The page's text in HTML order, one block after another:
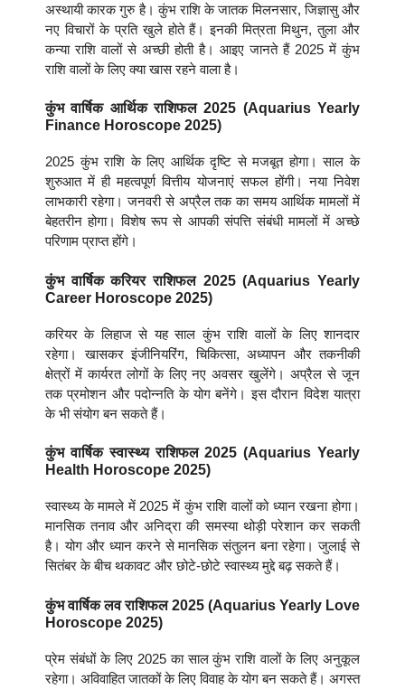
अस्थायी कारक गुरु है। कुंभ राशि के जातक मिलनसार, जिज्ञासु और
नए विचारों के प्रति खुले होते हैं। इनकी मित्रता मिथुन, तुला और
कन्या राशि वालों से अच्छी होती है। आइए जानते हैं 2025 में कुंभ
राशि वालों के लिए क्या खास रहने वाला है।
कुंभ वार्षिक आर्थिक राशिफल 2025 (Aquarius Yearly
Finance Horoscope 2025)
2025 कुंभ राशि के लिए आर्थिक दृष्टि से मजबूत होगा। साल के
शुरुआत में ही महत्वपूर्ण वित्तीय योजनाएं सफल होंगी। नया निवेश
लाभकारी रहेगा। जनवरी से अप्रैल तक का समय आर्थिक मामलों में
बेहतरीन होगा। विशेष रूप से आपकी संपत्ति संबंधी मामलों में अच्छे
परिणाम प्राप्त होंगे।
कुंभ वार्षिक करियर राशिफल 2025 (Aquarius Yearly
Career Horoscope 2025)
करियर के लिहाज से यह साल कुंभ राशि वालों के लिए शानदार
रहेगा। खासकर इंजीनियरिंग, चिकित्सा, अध्यापन और तकनीकी
क्षेत्रों में कार्यरत लोगों के लिए नए अवसर खुलेंगे। अप्रैल से जून
तक प्रमोशन और पदोन्नति के योग बनेंगे। इस दौरान विदेश यात्रा
के भी संयोग बन सकते हैं।
कुंभ वार्षिक स्वास्थ्य राशिफल 2025 (Aquarius Yearly
Health Horoscope 2025)
स्वास्थ्य के मामले में 2025 में कुंभ राशि वालों को ध्यान रखना होगा।
मानसिक तनाव और अनिद्रा की समस्या थोड़ी परेशान कर सकती
है। योग और ध्यान करने से मानसिक संतुलन बना रहेगा। जुलाई से
सितंबर के बीच थकावट और छोटे-छोटे स्वास्थ्य मुद्दे बढ़ सकते हैं।
कुंभ वार्षिक लव राशिफल 2025 (Aquarius Yearly Love
Horoscope 2025)
प्रेम संबंधों के लिए 2025 का साल कुंभ राशि वालों के लिए अनुकूल
रहेगा। अविवाहित जातकों के लिए विवाह के योग बन सकते हैं। अगस्त